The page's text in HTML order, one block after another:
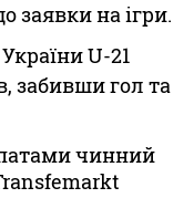
заявки на ігри.
U-21
забивши гол та
чинний